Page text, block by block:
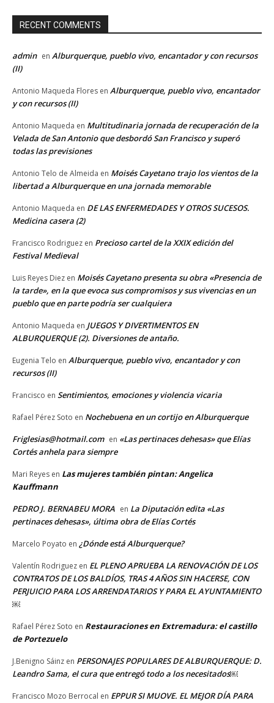
RECENT COMMENTS
admin en Alburquerque, pueblo vivo, encantador y con recursos
(II)
Antonio Maqueda Flores en Alburquerque, pueblo vivo, encantador
y con recursos (II)
Antonio Maqueda en Multitudinaria jornada de recuperación de la
Velada de San Antonio que desbordó San Francisco y superó
todas las previsiones
Antonio Telo de Almeida en Moisés Cayetano trajo los vientos de la
libertad a Alburquerque en una jornada memorable
Antonio Maqueda en DE LAS ENFERMEDADES Y OTROS SUCESOS.
Medicina casera (2)
Francisco Rodriguez en Precioso cartel de la XXIX edición del
Festival Medieval
Luis Reyes Diez en Moisés Cayetano presenta su obra «Presencia de
la tarde», en la que evoca sus compromisos y sus vivencias en un
pueblo que en parte podría ser cualquiera
Antonio Maqueda en JUEGOS Y DIVERTIMENTOS EN
ALBURQUERQUE (2). Diversiones de antaño.
Eugenia Telo en Alburquerque, pueblo vivo, encantador y con
recursos (II)
Francisco en Sentimientos, emociones y violencia vicaria
Rafael Pérez Soto en Nochebuena en un cortijo en Alburquerque
Friglesias@hotmail.com en «Las pertinaces dehesas» que Elías
Cortés anhela para siempre
Mari Reyes en Las mujeres también pintan: Angelica
Kauffmann
PEDRO J. BERNABEU MORA en La Diputación edita «Las
pertinaces dehesas», última obra de Elías Cortés
Marcelo Poyato en ¿Dónde está Alburquerque?
Valentín Rodriguez en EL PLENO APRUEBA LA RENOVACIÓN DE LOS
CONTRATOS DE LOS BALDÍOS, TRAS 4 AÑOS SIN HACERSE, CON
PERJUICIO PARA LOS ARRENDATARIOS Y PARA EL AYUNTAMIENTO
￼
Rafael Pérez Soto en Restauraciones en Extremadura: el castillo
de Portezuelo
J.Benigno Sáinz en PERSONAJES POPULARES DE ALBURQUERQUE: D.
Leandro Sama, el cura que entregó todo a los necesitados￼
Francisco Mozo Berrocal en EPPUR SI MUOVE. EL MEJOR DÍA PARA